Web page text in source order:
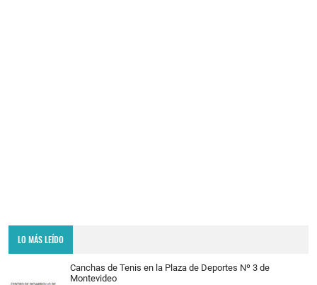
LO MÁS LEÍDO
Canchas de Tenis en la Plaza de Deportes Nº 3 de
Montevideo